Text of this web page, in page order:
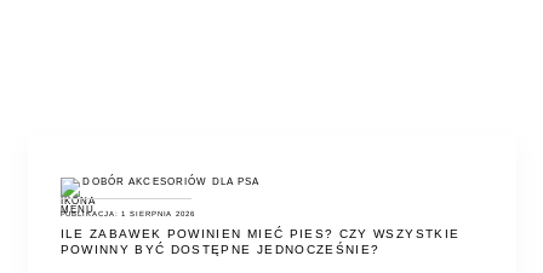
DOBÓR AKCESORIÓW DLA PSA
PUBLIKACJA: 1 SIERPNIA 2026
ILE ZABAWEK POWINIEN MIEĆ PIES? CZY WSZYSTKIE
POWINNY BYĆ DOSTĘPNE JEDNOCZEŚNIE?